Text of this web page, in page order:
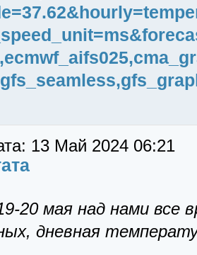
13 Май 2024 06:21
20 мая над нами все
дневная